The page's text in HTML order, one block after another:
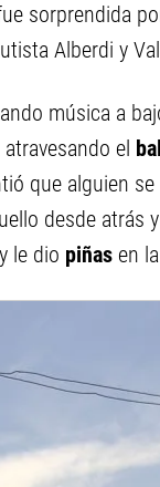
sorprendida
Alberdi y
música a
el
que alguien
desde atrás
le dio piñas en